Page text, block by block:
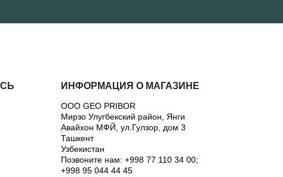
ИНФОРМАЦИЯ О МАГАЗИНЕ
ООО GEO PRIBOR
Мирзо Улугбекский район, Янги
Авайхон МФЙ, ул.Гулзор, дом 3
Ташкент
Узбекистан
Позвоните нам: +998 77 110 34 00;
+998 95 044 44 45